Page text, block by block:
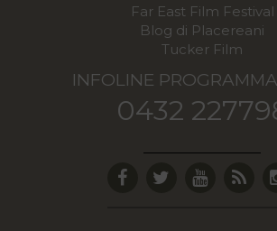
Far East Film Festival
Blog di Placereani
Tucker Film
INFOLINE
0432